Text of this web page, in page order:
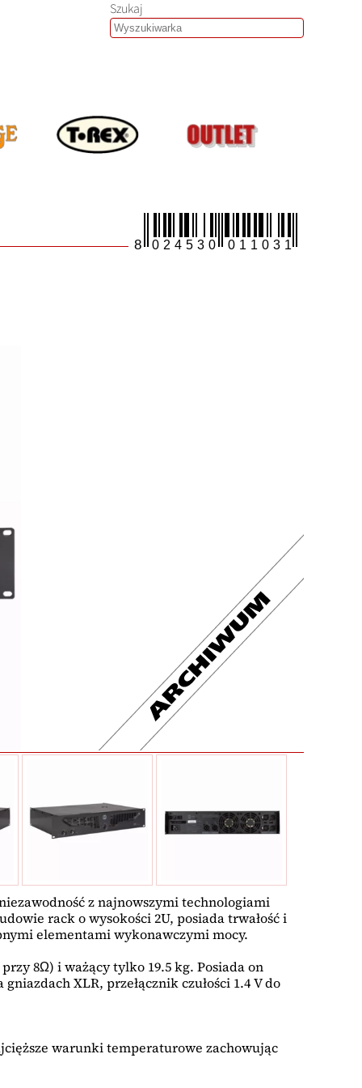
Szukaj
z najnowszymi technologiami
rack o wysokości 2U, posiada trwałość i
elementami wykonawczymi mocy.
8Ω) i ważący tylko 19.5 kg. Posiada on
XLR, przełącznik czułości 1.4 V do
warunki temperaturowe zachowując